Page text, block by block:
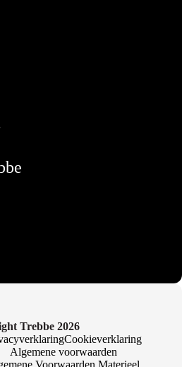
Trebbe 2026
Cookieverklaring
Algemene voorwaarden
Voorwaarden Materieel